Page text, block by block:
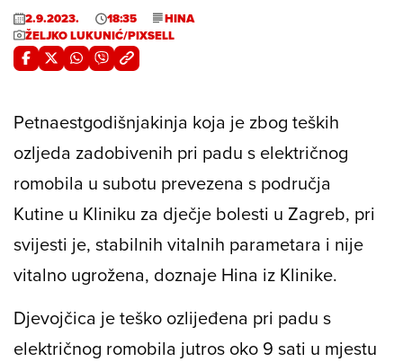
2.9.2023. 18:35
HINA
ŽELJKO LUKUNIĆ/PIXSELL
Petnaestgodišnjakinja koja je zbog teških
ozljeda zadobivenih pri padu s električnog
romobila u subotu prevezena s područja
Kutine u Kliniku za dječje bolesti u Zagreb, pri
svijesti je, stabilnih vitalnih parametara i nije
vitalno ugrožena, doznaje Hina iz Klinike.
Djevojčica je teško ozlijeđena pri padu s
električnog romobila jutros oko 9 sati u mjestu